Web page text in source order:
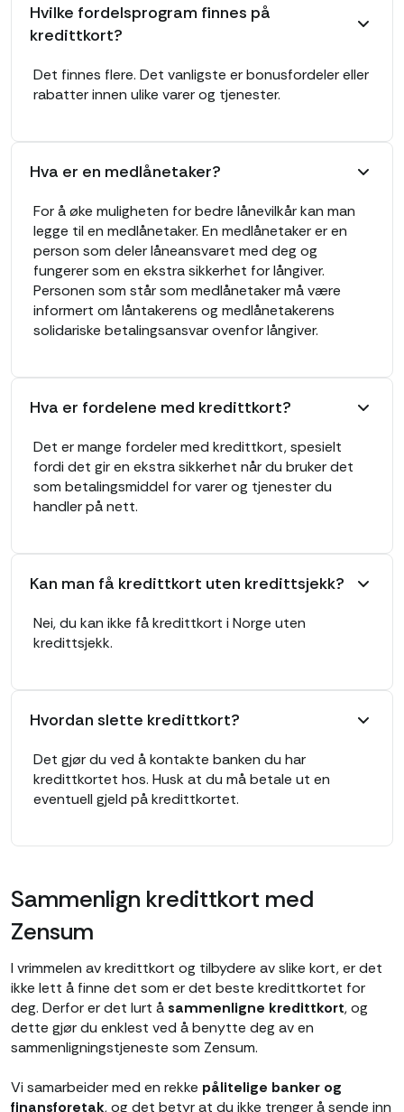
Hvilke fordelsprogram finnes på
kredittkort?
Det finnes flere. Det vanligste er bonusfordeler eller
rabatter innen ulike varer og tjenester.
Hva er en medlånetaker?
For å øke muligheten for bedre lånevilkår kan man
legge til en medlånetaker. En medlånetaker er en
person som deler låneansvaret med deg og
fungerer som en ekstra sikkerhet for långiver.
Personen som står som medlånetaker må være
informert om låntakerens og medlånetakerens
solidariske betalingsansvar ovenfor långiver.
Hva er fordelene med kredittkort?
Det er mange fordeler med kredittkort, spesielt
fordi det gir en ekstra sikkerhet når du bruker det
som betalingsmiddel for varer og tjenester du
handler på nett.
Kan man få kredittkort uten kredittsjekk?
Nei, du kan ikke få kredittkort i Norge uten
kredittsjekk.
Hvordan slette kredittkort?
Det gjør du ved å kontakte banken du har
kredittkortet hos. Husk at du må betale ut en
eventuell gjeld på kredittkortet.
Sammenlign kredittkort med
Zensum
I vrimmelen av kredittkort og tilbydere av slike kort, er det
ikke lett å finne det som er det beste kredittkortet for
deg. Derfor er det lurt å sammenligne kredittkort, og
dette gjør du enklest ved å benytte deg av en
sammenligningstjeneste som Zensum.
Vi samarbeider med en rekke pålitelige banker og
finansforetak, og det betyr at du ikke trenger å sende inn